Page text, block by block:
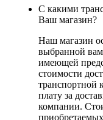
С какими
Ваш магазин?
Наш магазин
выбранной
имеющей
стоимости
транспортной
плату за
компании.